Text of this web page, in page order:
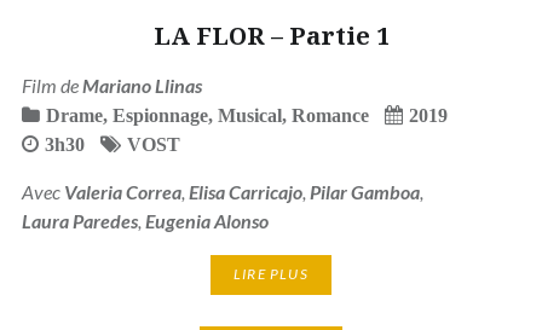
LA FLOR – Partie 1
Film deMariano Llinas
Drame, Espionnage, Musical, Romance
2019
3h30
VOST
Avec Valeria Correa, Elisa Carricajo, Pilar Gamboa,
Laura Paredes, Eugenia Alonso
LIRE PLUS